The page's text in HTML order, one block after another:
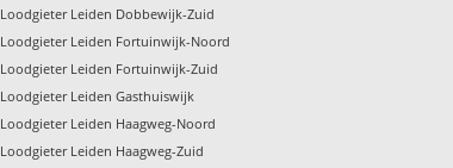
Loodgieter Leiden Dobbewijk-Zuid
Loodgieter Leiden Fortuinwijk-Noord
Loodgieter Leiden Fortuinwijk-Zuid
Loodgieter Leiden Gasthuiswijk
Loodgieter Leiden Haagweg-Noord
Loodgieter Leiden Haagweg-Zuid